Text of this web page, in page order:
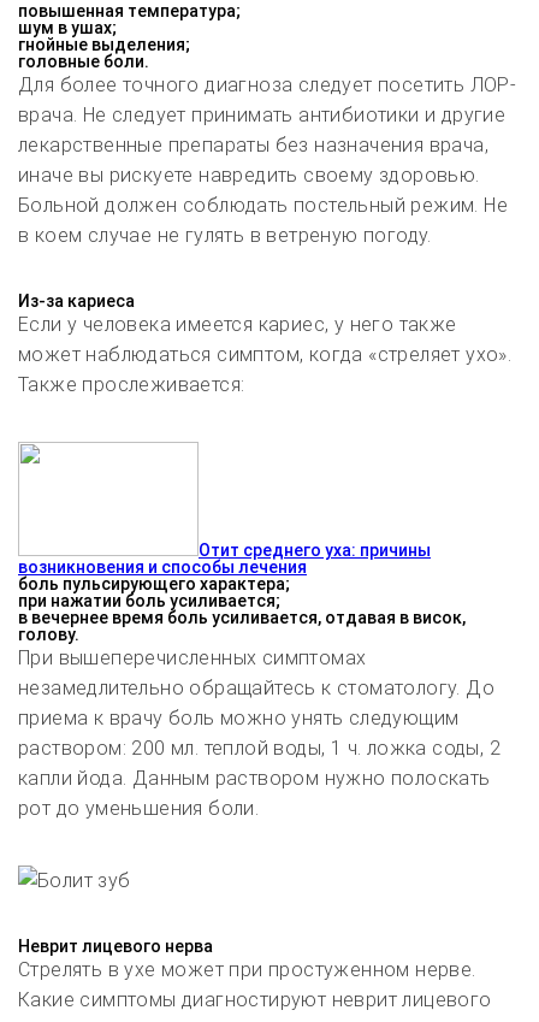
повышенная температура;
шум в ушах;
гнойные выделения;
головные боли.
Для более точного диагноза следует посетить ЛОР-
врача. Не следует принимать антибиотики и другие
лекарственные препараты без назначения врача,
иначе вы рискуете навредить своему здоровью.
Больной должен соблюдать постельный режим. Не
в коем случае не гулять в ветреную погоду.
Из-за кариеса
Если у человека имеется кариес, у него также
может наблюдаться симптом, когда «стреляет ухо».
Также прослеживается:
Отит среднего уха: причины
возникновения и способы лечения
боль пульсирующего характера;
при нажатии боль усиливается;
в вечернее время боль усиливается, отдавая в висок,
голову.
При вышеперечисленных симптомах
незамедлительно обращайтесь к стоматологу. До
приема к врачу боль можно унять следующим
раствором: 200 мл. теплой воды, 1 ч. ложка соды, 2
капли йода. Данным раствором нужно полоскать
рот до уменьшения боли.
Неврит лицевого нерва
Стрелять в ухе может при простуженном нерве.
Какие симптомы диагностируют неврит лицевого